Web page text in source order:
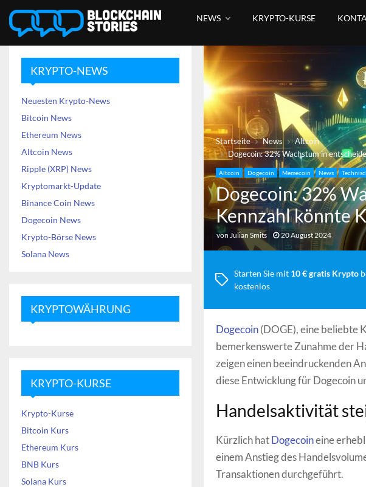
NEWS KRYPTO-KURSE
Startseite News
Altcoin
Dogecoin: 32% Wachstum in
Altcoin Dogecoin Memecoin News
Dogecoin: 32%
Kennzahl könnte
von Julian Smits 20 August 2024
Starten Sie mit 10 € gratis Krypto
kostenlos
Dogecoin(DOGE), eine beliebte
bemerkenswerte Zunahme der
zeigen einen beeindruckenden
diese Entwicklung für Dogecoin
Handelsaktivität
Kürzlich hatDogecoineine
einem Anstieg des
Transaktionen durchgeführt.
KRYPTO-NEWS
Neuesten Krypto-News
Bitcoin News
Ethereum News
Altcoin News
Ripple (XRP) News
Kryptomarkt-Update
Binance Coin News
Dogecoin News
Krypto-Börse News
Solana News
KRYPTOWÄHRUNG
KRYPTO-KURSE
Krypto-Kurse
Bitcoin Kurs
Ethereum Kurs
BNB Kurs
Solana Kurs